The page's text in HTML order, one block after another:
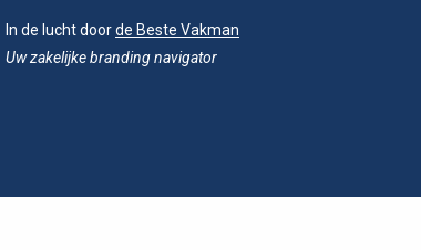
In de lucht doorde Beste Vakman
Uw zakelijke branding navigator